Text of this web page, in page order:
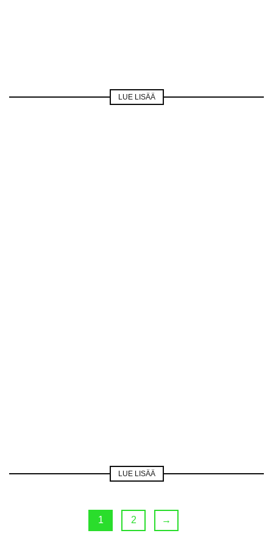
LUE LISÄÄ
LUE LISÄÄ
1 2 →